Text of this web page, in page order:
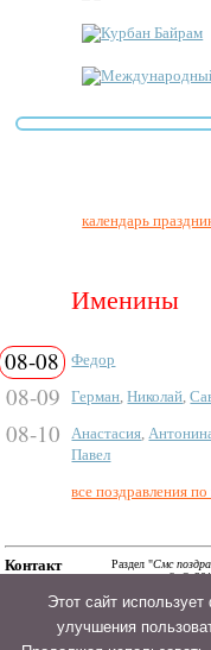
Курбан Байрам
календарь
Именины
08-08 Федор
08-09 Герман,Николай,
08-10 Анастасия,
Павел
все поздравления
Контакт
Раздел "Смс
племянника". ©
на АйПоздравил.
использовании
обязательна!
Этот сайт
улучшения